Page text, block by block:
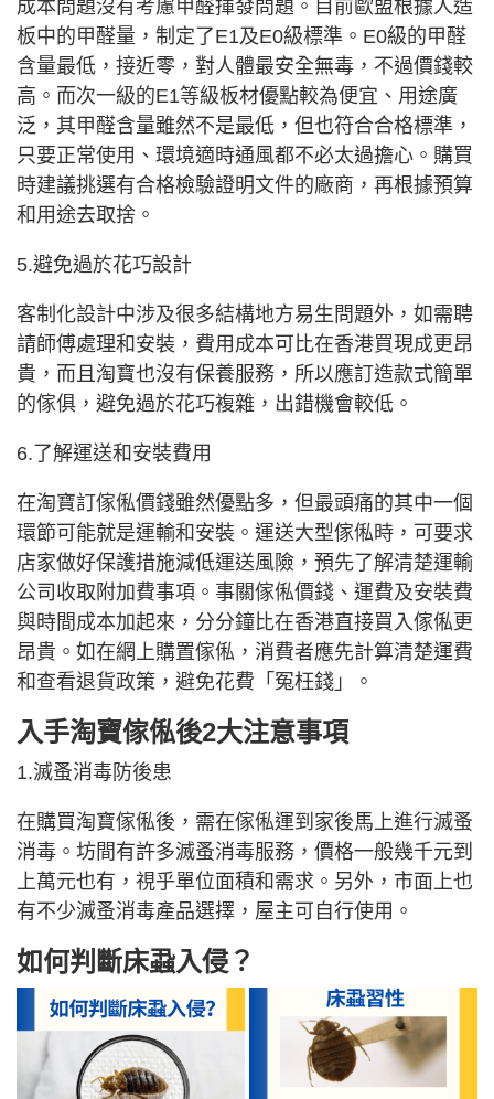
成本問題沒有考慮甲醛揮發問題。目前歐盟根據人造
板中的甲醛量，制定了E1及E0級標準。E0級的甲醛
含量最低，接近零，對人體最安全無毒，不過價錢較
高。而次一級的E1等級板材優點較為便宜、用途廣
泛，其甲醛含量雖然不是最低，但也符合合格標準，
只要正常使用、環境適時通風都不必太過擔心。購買
時建議挑選有合格檢驗證明文件的廠商，再根據預算
和用途去取捨。
5.避免過於花巧設計
客制化設計中涉及很多結構地方易生問題外，如需聘
請師傅處理和安裝，費用成本可比在香港買現成更昂
貴，而且淘寶也沒有保養服務，所以應訂造款式簡單
的傢俱，避免過於花巧複雜，出錯機會較低。
6.了解運送和安裝費用
在淘寶訂傢俬價錢雖然優點多，但最頭痛的其中一個
環節可能就是運輸和安裝。運送大型傢俬時，可要求
店家做好保護措施減低運送風險，預先了解清楚運輸
公司收取附加費事項。事關傢俬價錢、運費及安裝費
與時間成本加起來，分分鐘比在香港直接買入傢俬更
昂貴。如在網上購置傢俬，消費者應先計算清楚運費
和查看退貨政策，避免花費「冤枉錢」。
入手淘寶傢俬後2大注意事項
1.滅蚤消毒防後患
在購買淘寶傢俬後，需在傢俬運到家後馬上進行滅蚤
消毒。坊間有許多滅蚤消毒服務，價格一般幾千元到
上萬元也有，視乎單位面積和需求。另外，市面上也
有不少滅蚤消毒產品選擇，屋主可自行使用。
如何判斷床蝨入侵？